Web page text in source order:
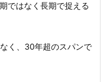
ではなく長期で捉える
く、30年超のスパンで